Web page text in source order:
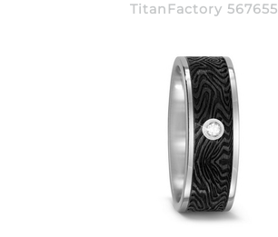
TitanFactory 567655